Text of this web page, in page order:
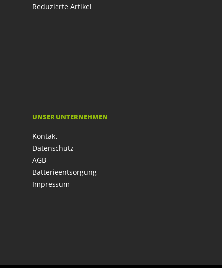
Reduzierte Artikel
UNSER UNTERNEHMEN
Kontakt
Datenschutz
AGB
Batterieentsorgung
Impressum